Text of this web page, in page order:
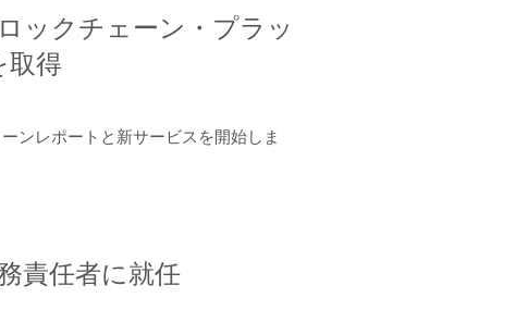
ックチェーン・プラッ
取得
ンレポートと新サービスを開始しま
責任者に就任